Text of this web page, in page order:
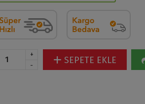
+
-
SEPETE EKLE